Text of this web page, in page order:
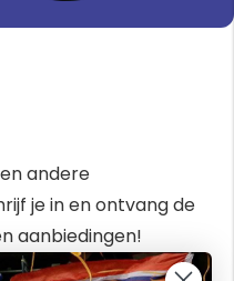
andere
je in en ontvang de
aanbiedingen!